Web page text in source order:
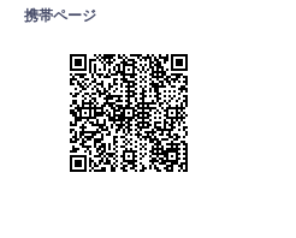
携帯ページ